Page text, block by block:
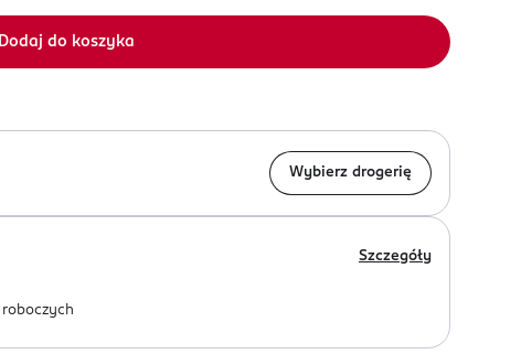
Dodaj do koszyka
Wybierz drogerię
Szczegóły
roboczych